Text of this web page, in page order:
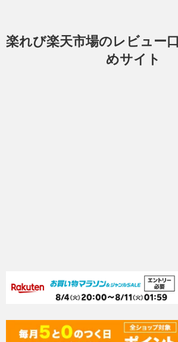
楽れび楽天市場のレビュー
めサイト